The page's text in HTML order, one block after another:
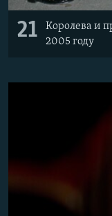
21
Королева и
2005 году